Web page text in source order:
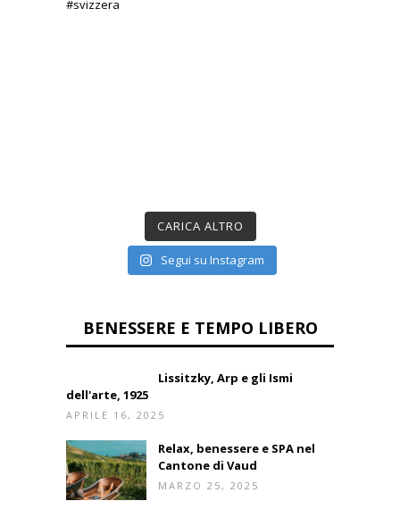
CARICA ALTRO
Segui su Instagram
BENESSERE E TEMPO LIBERO
Lissitzky, Arp e gli Ismi
dell'arte, 1925
APRILE 16, 2025
Relax, benessere e SPA nel
Cantone di Vaud
MARZO 25, 2025